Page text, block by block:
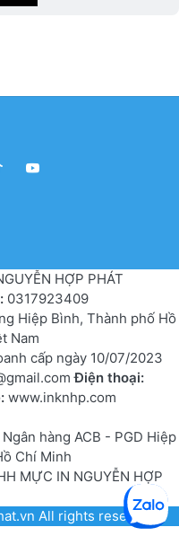
HỢP PHÁT
0317923409
Hiệp Bình, Thành phố Hồ
Nam
cấp ngày 10/07/2023
Điện thoại:
www.inknhp.com
hàng ACB - PGD Hiệp
Chí Minh
MỰC IN NGUYỄN HỢP
All rights reserved.